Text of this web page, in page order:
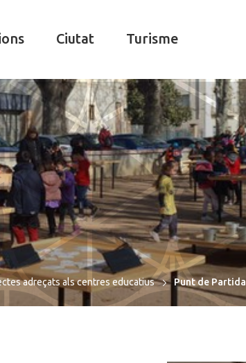
Ciutat Turisme
adreçats als centres educatius Punt de Partida